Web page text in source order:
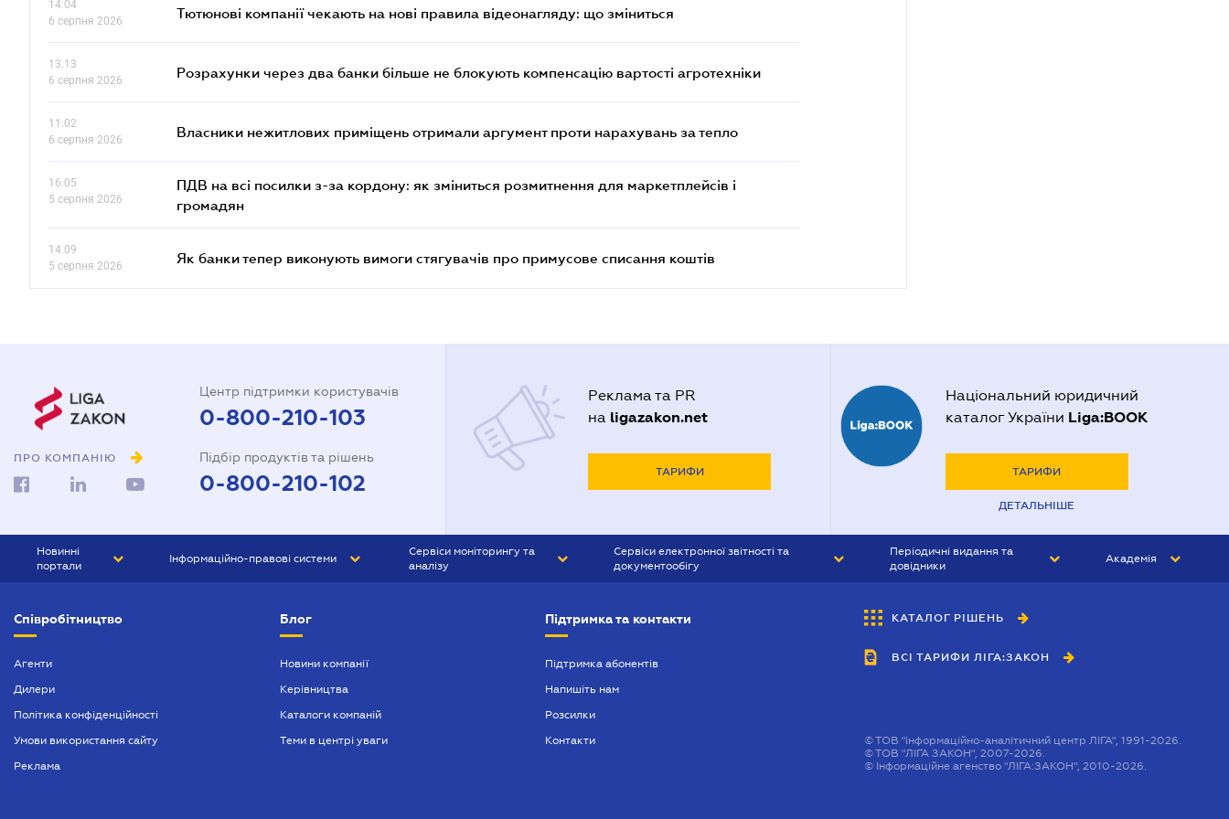
14.04
6 серпня 2026
Тютюнові компанії чекають на нові правила відеонагляду: що зміниться
13.13
6 серпня 2026
Розрахунки через два банки більше не блокують компенсацію вартості агротехніки
11.02
6 серпня 2026
Власники нежитлових приміщень отримали аргумент проти нарахувань за тепло
16.05
5 серпня 2026
ПДВ на всі посилки з-за кордону: як зміниться розмитнення для маркетплейсів і
громадян
14.09
5 серпня 2026
Як банки тепер виконують вимоги стягувачів про примусове списання коштів
ПРО КОМПАНІЮ
Центр підтримки користувачів
0-800-210-103
Підбір продуктів та рішень
0-800-210-102
Реклама та PR
на ligazakon.net
ТАРИФИ
Національний юридичний
каталог України Liga:BOOK
ТАРИФИ
ДЕТАЛЬНІШЕ
Новинні
портали
БІЗНЕС
Інформаційно-правові системи
БУХГАЛТЕР ПРОФ
Сервіси моніторингу та
аналізу
Сервіси електронної звітності та
документообігу
Періодичні видання та
довідники
БУХГАЛТЕР&ЗАКОН
ВІСНИК МСФЗ
Академія
Співробітництво
Агенти
Дилери
Політика конфіденційності
Умови використання сайту
Реклама
Блог
Новини компанії
Керівництва
Каталоги компаній
Теми в центрі уваги
Підтримка та контакти
Підтримка абонентів
Напишіть нам
Розсилки
Контакти
КАТАЛОГ РІШЕНЬ
ВСІ ТАРИФИ ЛІГА:ЗАКОН
©ТОВ "інформаційно-аналітичний центр ЛІГА", 1991-2026.
©ТОВ "ЛІГА ЗАКОН", 2007-2026.
© Інформаційне агенство "ЛІГА:ЗАКОН", 2010-2026.